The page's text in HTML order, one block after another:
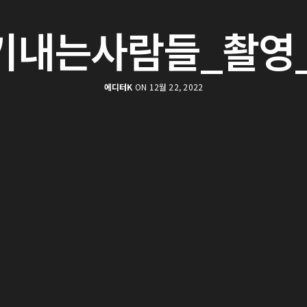
내는사람들_촬
에디터K ON 12월 22, 2022